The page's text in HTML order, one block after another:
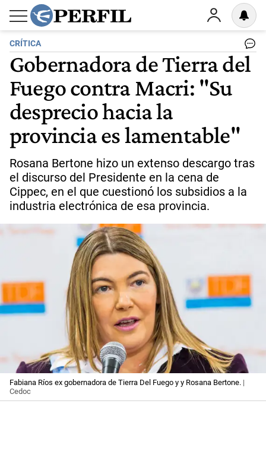
CRÍTICA
Gobernadora de Tierra del
Fuego contra Macri: "Su
desprecio hacia la
provincia es lamentable"
Rosana Bertone hizo un extenso descargo tras
el discurso del Presidente en la cena de
Cippec, en el que cuestionó los subsidios a la
industria electrónica de esa provincia.
Fabiana Ríos ex gobernadora de Tierra Del Fuego y y Rosana Bertone. |
Cedoc